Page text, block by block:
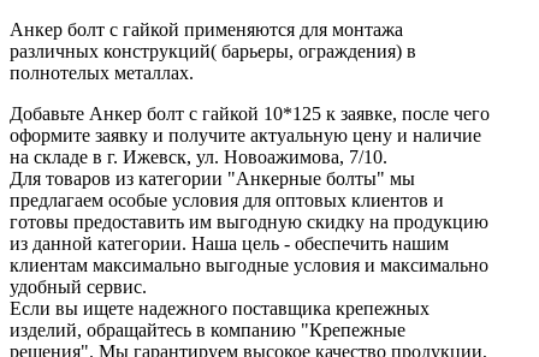
Анкер болт с гайкой применяются для монтажа
различных конструкций( барьеры, ограждения) в
полнотелых металлах.
Добавьте Анкер болт с гайкой 10*125 к заявке, после чего
оформите заявку и получите актуальную цену и наличие
на складе в г. Ижевск, ул. Новоажимова, 7/10.
Для товаров из категории "Анкерные болты" мы
предлагаем особые условия для оптовых клиентов и
готовы предоставить им выгодную скидку на продукцию
из данной категории. Наша цель - обеспечить нашим
клиентам максимально выгодные условия и максимально
удобный сервис.
Если вы ищете надежного поставщика крепежных
изделий, обращайтесь в компанию "Крепежные
решения". Мы гарантируем высокое качество продукции,